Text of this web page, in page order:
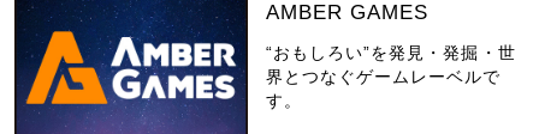
AMBER GAMES
“おもしろい”を発見・発掘・世
界とつなぐゲームレーベルで
す。